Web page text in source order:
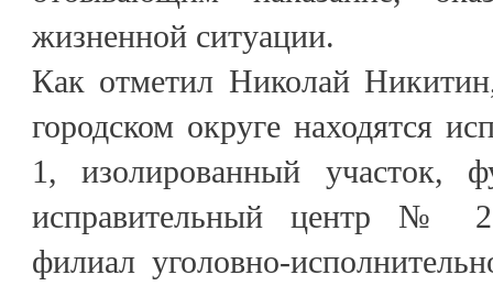
жизненной ситуации.
Как отметил Николай
городском округе находятся
1, изолированный участок,
исправительный центр №
филиал уголовно-